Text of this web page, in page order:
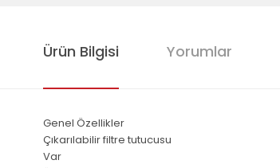
Ürün Bilgisi Yorumlar
Genel Özellikler
Çıkarılabilir filtre tutucusu
Var